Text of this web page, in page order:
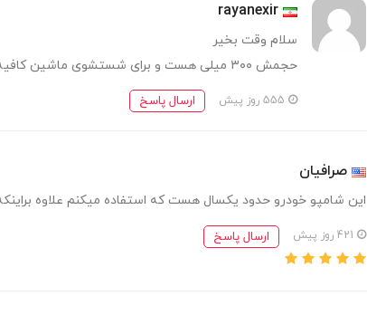
rayanexir
سلام وقت بخیر
حجمش ۳۰۰ میلی هست و برای شستشوی ماشین کافیه با کمی آب مخلوط کرده و با کف حاصله و ابر ماشین را بشویید
ارسال پاسخ
صرافیان
این شامپو خودرو حدود یکسال هست که استفاده میکنم علاوه
ارسال پاسخ